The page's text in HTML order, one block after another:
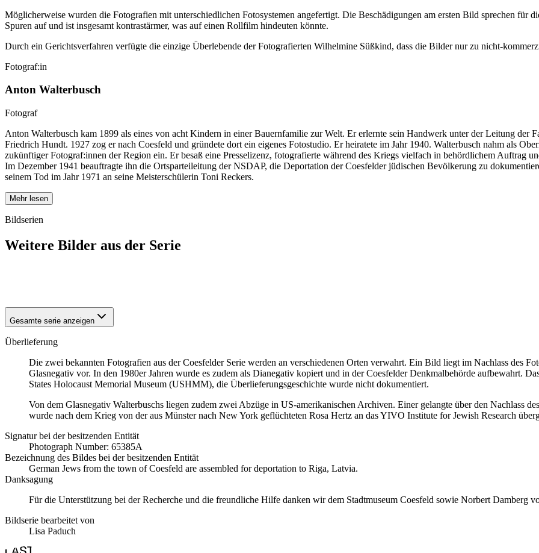
Möglicherweise wurden die Fotografien mit unterschiedlichen Fotosystemen angefertigt. Die Beschädigungen am ersten Bild sprechen für
Spuren auf und ist insgesamt kontrastärmer, was auf einen Rollfilm hindeuten könnte.
Durch ein Gerichtsverfahren verfügte die einzige Überlebende der Fotografierten Wilhelmine Süßkind, dass die Bilder nur zu nicht-
Fotograf:in
Anton Walterbusch
Fotograf
Anton Walterbusch kam 1899 als eines von acht Kindern in einer Bauernfamilie zur Welt. Er erlernte sein Handwerk unter der Leitung der
Friedrich Hundt. 1927 zog er nach Coesfeld und gründete dort ein eigenes Fotostudio. Er heiratete im Jahr 1940. Walterbusch nahm als
zukünftiger Fotograf:innen der Region ein. Er besaß eine Presselizenz, fotografierte während des Kriegs vielfach in behördlichem Auftrag
Im Dezember 1941 beauftragte ihn die Ortsparteileitung der NSDAP, die Deportation der Coesfelder jüdischen Bevölkerung zu
seinem Tod im Jahr 1971 an seine Meisterschülerin Toni Reckers.
Mehr lesen
Bildserien
Weitere Bilder aus der Serie
Gesamte serie anzeigen
Überlieferung
Die zwei bekannten Fotografien aus der Coesfelder Serie werden an verschiedenen Orten verwahrt. Ein Bild liegt im Nachlass des
Glasnegativ vor. In den 1980er Jahren wurde es zudem als Dianegativ kopiert und in der Coesfelder Denkmalbehörde aufbewahrt.
States Holocaust Memorial Museum (USHMM), die Überlieferungsgeschichte wurde nicht dokumentiert.
Von dem Glasnegativ Walterbuschs liegen zudem zwei Abzüge in US-amerikanischen Archiven. Einer gelangte über den Nachlass
wurde nach dem Krieg von der aus Münster nach New York geflüchteten Rosa Hertz an das YIVO Institute for Jewish Research
Signatur bei der besitzenden Entität
Photograph Number: 65385A
Bezeichnung des Bildes bei der besitzenden Entität
German Jews from the town of Coesfeld are assembled for deportation to Riga, Latvia.
Danksagung
Für die Unterstützung bei der Recherche und die freundliche Hilfe danken wir dem Stadtmuseum Coesfeld sowie Norbert Damberg
Bildserie bearbeitet von
Lisa Paduch